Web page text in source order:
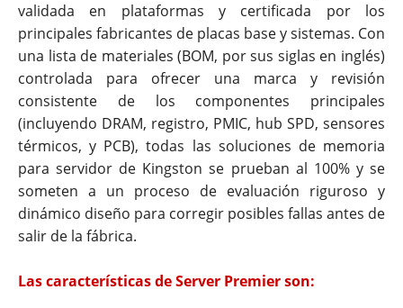
validada en plataformas y certificada por los
principales fabricantes de placas base y sistemas. Con
una lista de materiales (BOM, por sus siglas en inglés)
controlada para ofrecer una marca y revisión
consistente de los componentes principales
(incluyendo DRAM, registro, PMIC, hub SPD, sensores
térmicos, y PCB), todas las soluciones de memoria
para servidor de Kingston se prueban al 100% y se
someten a un proceso de evaluación riguroso y
dinámico diseño para corregir posibles fallas antes de
salir de la fábrica.
Las características de Server Premier son: